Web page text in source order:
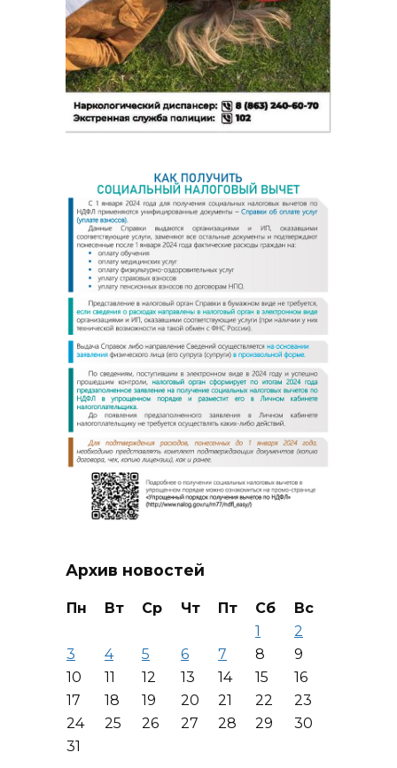
Архив новостей
Пн Вт Ср Чт Пт Сб
Вс
1
2
3
4 5 6 7 8
9
10
11 12 13 14 15
16
17
18 19 20 21 22
23
24
25 26 27 28 29
30
31